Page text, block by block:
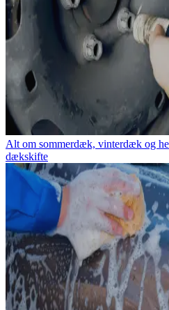
Alt om sommerdæk, vinterdæk og
dækskifte